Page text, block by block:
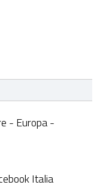
- Europa -
Italia